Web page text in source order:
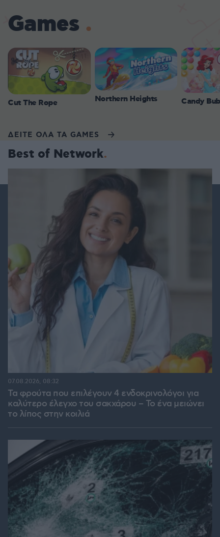
Games
Cut The Rope Northern Heights Candy
ΔΕΙΤΕ ΟΛΑ ΤΑ GAMES
Best of Network
Τα φρούτα που επιλέγουν 4 ενδοκρινολόγοι για
καλύτερο έλεγχο του σακχάρου – Το ένα μειώνει
το λίπος στην κοιλιά
07.08.2026, 08:32